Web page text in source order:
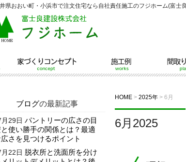
県おおい町・小浜市で注文住宅なら自社責任施工のフジホーム(富士
家づくりコンセプト 施工例 間取りプ
HOME > 2025年 > 6月
6月2025
ブログの最新記事
29日 パントリーの広さの目
使い勝手の関係とは？最適
さを見つけるポイント
22日 脱衣所と洗面所を分け